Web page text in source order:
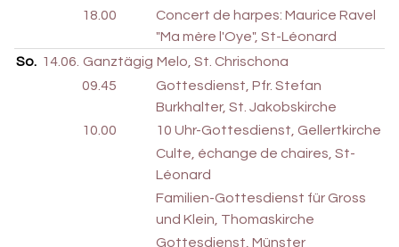
18.00
Concert de harpes: Maurice Ravel
"Ma mère l'Oye", St-Léonard
So. 14.06. Ganztägig Melo, St. Chrischona
09.45
Gottesdienst, Pfr. Stefan
Burkhalter, St. Jakobskirche
10.00
10 Uhr-Gottesdienst, Gellertkirche
Culte, échange de chaires, St-
Léonard
Familien-Gottesdienst für Gross
und Klein, Thomaskirche
Gottesdienst, Münster